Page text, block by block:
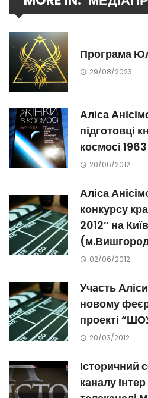
Програма
29/08/2023
Аліса
підготовці
космосі
20/06/2012
Аліса
конкурсу
2012” на
02/06/2012
Участь
новому
проекті
20/03/2012
Історичний
каналу